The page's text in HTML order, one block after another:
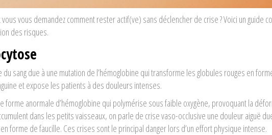
vous vous demandez comment rester actif(ve) sans déclencher de crise ? Voici un guide
des risques.
sang due à une mutation de l’hémoglobine qui transforme les globules rouges en
et expose les patients à des douleurs intenses.
forme anormale d’hémoglobine qui polymérise sous faible oxygène, provoquant la
dans les petits vaisseaux, on parle de crise vaso-occlusive une douleur aiguë
forme de faucille. Ces crises sont le principal danger lors d’un effort physique intense.